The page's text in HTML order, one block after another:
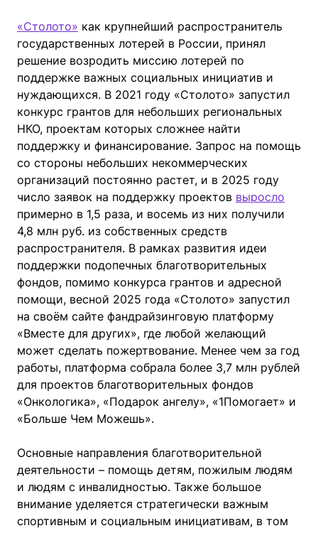
«Столото» как крупнейший распространитель
государственных лотерей в России, принял
решение возродить миссию лотерей по
поддержке важных социальных инициатив и
нуждающихся. В 2021 году «Столото» запустил
конкурс грантов для небольших региональных
НКО, проектам которых сложнее найти
поддержку и финансирование. Запрос на помощь
со стороны небольших некоммерческих
организаций постоянно растет, и в 2025 году
число заявок на поддержку проектов выросло
примерно в 1,5 раза, и восемь из них получили
4,8 млн руб. из собственных средств
распространителя. В рамках развития идеи
поддержки подопечных благотворительных
фондов, помимо конкурса грантов и адресной
помощи, весной 2025 года «Столото» запустил
на своём сайте фандрайзинговую платформу
«Вместе для других», где любой желающий
может сделать пожертвование. Менее чем за год
работы, платформа собрала более 3,7 млн рублей
для проектов благотворительных фондов
«Онкологика», «Подарок ангелу», «1Помогает» и
«Больше Чем Можешь».
Основные направления благотворительной
деятельности – помощь детям, пожилым людям
и людям с инвалидностью. Также большое
внимание уделяется стратегически важным
спортивным и социальным инициативам, в том